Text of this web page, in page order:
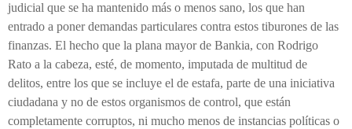
judicial que se ha mantenido más o menos sano, los que han
entrado a poner demandas particulares contra estos tiburones de las
finanzas. El hecho que la plana mayor de Bankia, con Rodrigo
Rato a la cabeza, esté, de momento, imputada de multitud de
delitos, entre los que se incluye el de estafa, parte de una iniciativa
ciudadana y no de estos organismos de control, que están
completamente corruptos, ni mucho menos de instancias políticas o